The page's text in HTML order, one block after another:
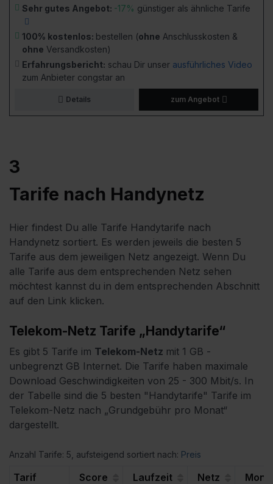
Sehr gutes Angebot: -17% günstiger als ähnliche Tarife
100% kostenlos: bestellen (ohne Anschlusskosten &
ohne Versandkosten)
Erfahrungsbericht: schau Dir unser ausführliches Video
zum Anbieter congstar an
Details zum Angebot
3
Tarife nach Handynetz
Hier findest Du alle Tarife Handytarife nach
Handynetz sortiert. Es werden jeweils die besten 5
Tarife aus dem jeweiligen Netz angezeigt. Wenn Du
alle Tarife aus dem entsprechenden Netz sehen
möchtest kannst du in dem entsprechenden Abschnitt
auf den Link klicken.
Telekom-Netz Tarife „Handytarife“
Es gibt 5 Tarife im Telekom-Netz mit 1 GB -
unbegrenzt GB Internet. Die Tarife haben maximale
Download Geschwindigkeiten von 25 - 300 Mbit/s. In
der Tabelle sind die 5 besten "Handytarife" Tarife im
Telekom-Netz nach „Grundgebühr pro Monat“
dargestellt.
Anzahl Tarife: 5, aufsteigend sortiert nach: Preis
Tarif Score Laufzeit Netz